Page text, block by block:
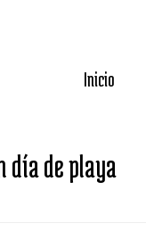
Inicio
día de playa